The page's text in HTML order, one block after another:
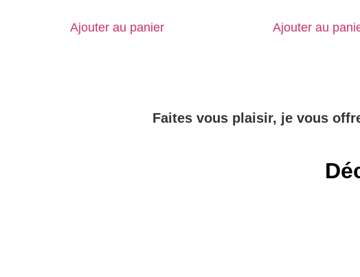
Ajouter au panier Ajouter au
Faites vous plaisir, je vous